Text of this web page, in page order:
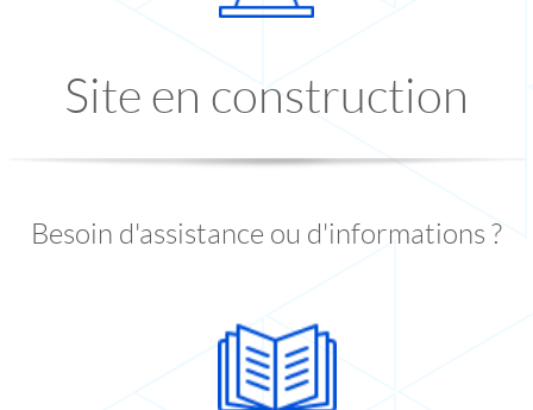
Site en construction
Besoin d'assistance ou d'informations ?